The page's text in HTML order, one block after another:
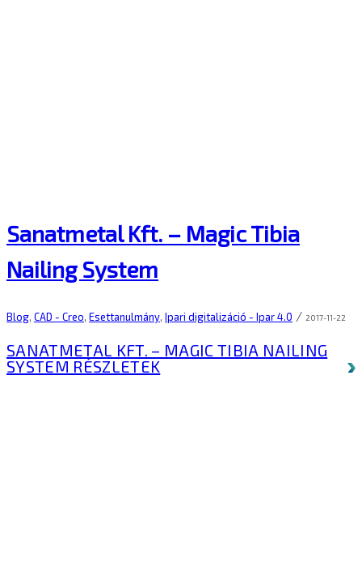
Sanatmetal Kft. – Magic Tibia
Nailing System
Blog, CAD - Creo, Esettanulmány, Ipari digitalizáció - Ipar 4.0 / 2017-11-22
SANATMETAL KFT. – MAGIC TIBIA NAILING
SYSTEM RÉSZLETEK